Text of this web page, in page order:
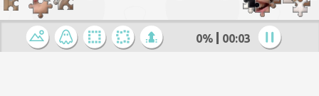
0% 00:04